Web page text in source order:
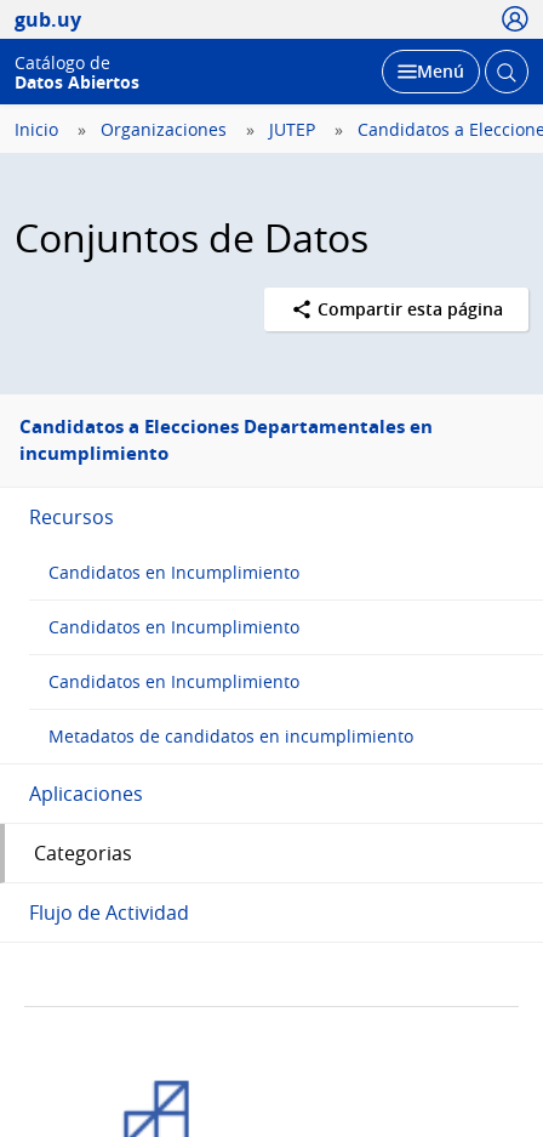
gub.uy
Catálogo de
Datos Abiertos
Desplegar
Menú Abrir
Inicio Organizaciones JUTEP Candidatos a
Conjuntos de Datos
Compartir esta página
Menú
lateral
Candidatos a Elecciones Departamentales en
incumplimiento
Recursos
Candidatos en Incumplimiento
Candidatos en Incumplimiento
Candidatos en Incumplimiento
Metadatos de candidatos en incumplimiento
Aplicaciones
Categorias
Flujo de Actividad